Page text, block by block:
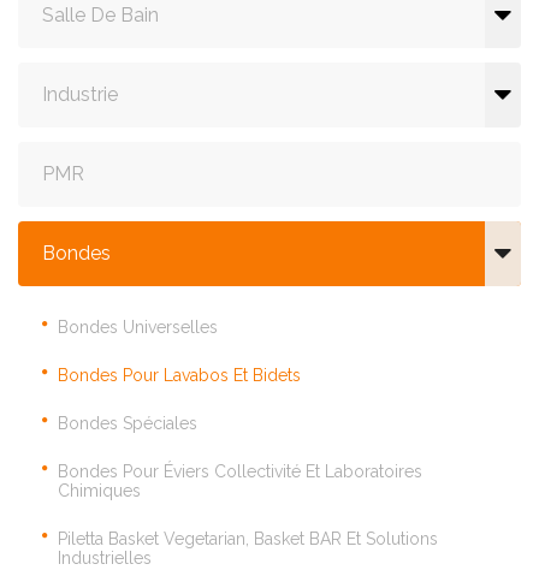
Salle De Bain
Industrie
PMR
Bondes
Bondes Universelles
Bondes Pour Lavabos Et Bidets
Bondes Spéciales
Bondes Pour Éviers Collectivité Et Laboratoires
Chimiques
Piletta Basket Vegetarian, Basket BAR Et Solutions
Industrielles